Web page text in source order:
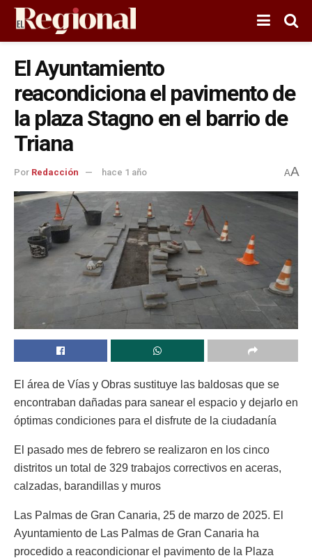
El Ayuntamiento
reacondiciona el pavimento de
la plaza Stagno en el barrio de
Triana
Por Redacción hace 1 año AA
El área de Vías y Obras sustituye las baldosas que se
encontraban dañadas para sanear el espacio y dejarlo en
óptimas condiciones para el disfrute de la ciudadanía
El pasado mes de febrero se realizaron en los cinco
distritos un total de 329 trabajos correctivos en aceras,
calzadas, barandillas y muros
Las Palmas de Gran Canaria, 25 de marzo de 2025. El
Ayuntamiento de Las Palmas de Gran Canaria ha
procedido a reacondicionar el pavimento de la Plaza